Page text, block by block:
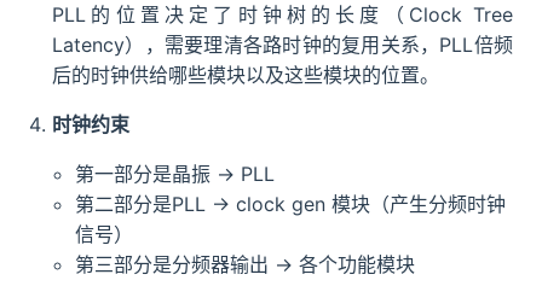
PLL的位置决定了时钟树的长度（Clock Tree
Latency），需要理清各路时钟的复用关系，PLL倍频
后的时钟供给哪些模块以及这些模块的位置。
时钟约束
第一部分是晶振 -> PLL
第二部分是PLL -> clock gen 模块（产生分频时钟
信号）
第三部分是分频器输出 -> 各个功能模块